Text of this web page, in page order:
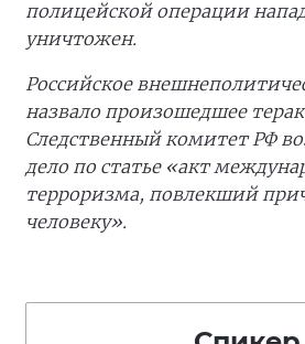
полицейской операции
уничтожен.
Российское
назвало произошедшее
Следственный комитет РФ
дело по статье «акт
терроризма, повлекший
человеку».